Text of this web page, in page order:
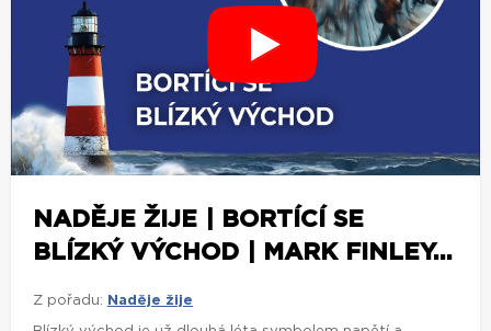
NADĚJE ŽIJE | BORTÍCÍ SE
BLÍZKÝ VÝCHOD | MARK FINLEY...
Z pořadu: Naděje žije